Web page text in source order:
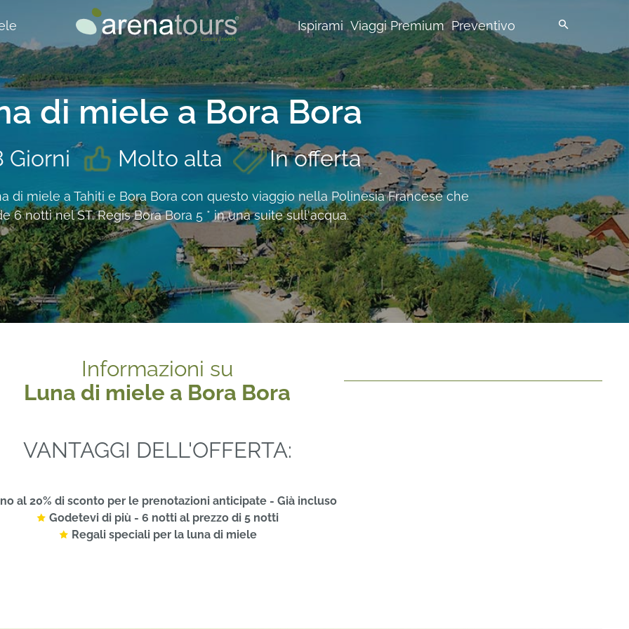
Ispirami Viaggi Premium Preventivo
di miele a Bora Bora
Giorni Molto alta In offerta
di miele a Tahiti e Bora Bora con questo viaggio nella Polinesia Francese che
6 notti nel ST. Regis Bora Bora 5 * in una suite sull'acqua.
Informazioni su
Luna di miele a Bora Bora
VANTAGGI DELL'OFFERTA:
al 20% di sconto per le prenotazioni anticipate - Già incluso
Godetevi di più - 6 notti al prezzo di 5 notti
Regali speciali per la luna di miele